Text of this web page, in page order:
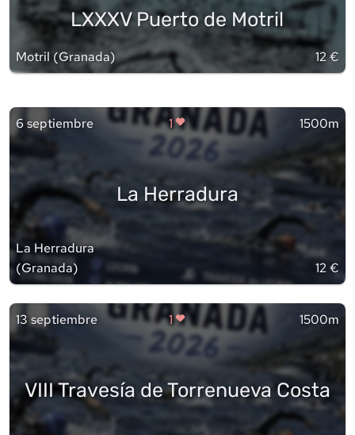
LXXXV Puerto de Motril
Motril (Granada) 12 €
6 septiembre 1 1500m
La Herradura
La Herradura
(Granada) 12 €
13 septiembre 1 1500m
VIII Travesía de Torrenueva Costa